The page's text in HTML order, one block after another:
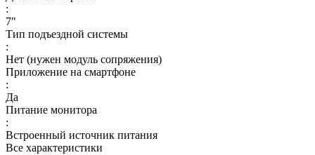
:
7"
Тип подъездной системы
:
Нет (нужен модуль сопряжения)
Приложение на смартфоне
:
Да
Питание монитора
:
Встроенный источник питания
Все характеристики